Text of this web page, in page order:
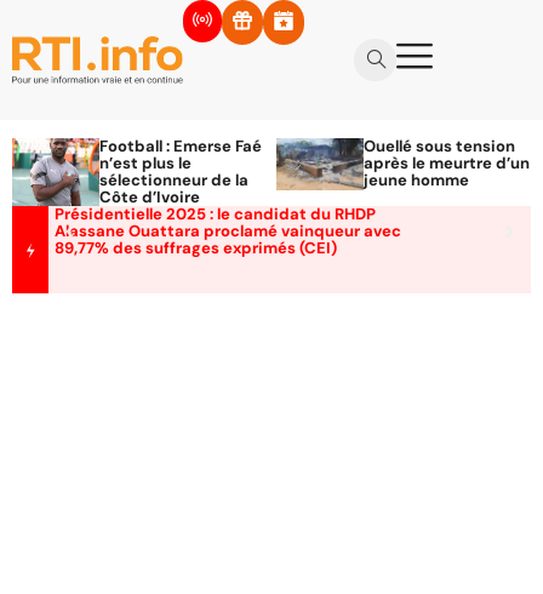
Football : Emerse Faé
n’est plus le
sélectionneur de la
Côte d’Ivoire
Ouellé sous tension
après le meurtre d’un
jeune homme
Présidentielle 2025 : le candidat du RHDP
Alassane Ouattara proclamé vainqueur avec
89,77% des suffrages exprimés (CEI)